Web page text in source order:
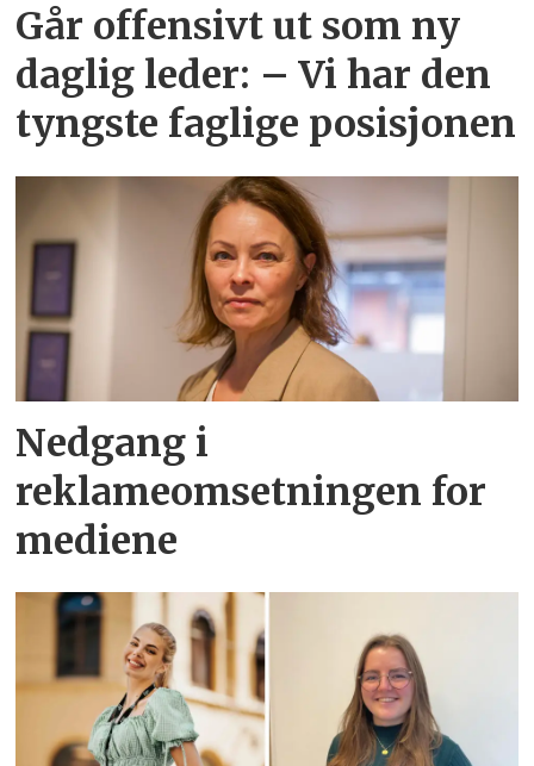
Går offensivt ut som ny
daglig leder: – Vi har den
tyngste faglige posisjonen
Nedgang i
reklameomsetningen for
mediene